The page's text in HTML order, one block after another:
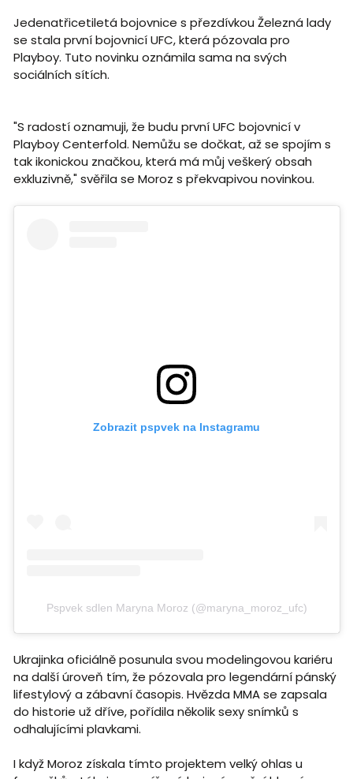
Jedenatřicetiletá bojovnice s přezdívkou Železná lady
se stala první bojovnicí UFC, která pózovala pro
Playboy. Tuto novinku oznámila sama na svých
sociálních sítích.
"S radostí oznamuji, že budu první UFC bojovnicí v
Playboy Centerfold. Nemůžu se dočkat, až se spojím s
tak ikonickou značkou, která má můj veškerý obsah
exkluzivně," svěřila se Moroz s překvapivou novinkou.
Zobrazit pspvek na Instagramu
Pspvek sdlen Maryna Moroz (@maryna_moroz_ufc)
Ukrajinka oficiálně posunula svou modelingovou kariéru
na další úroveň tím, že pózovala pro legendární pánský
lifestylový a zábavní časopis. Hvězda MMA se zapsala
do historie už dříve, pořídila několik sexy snímků s
odhalujícími plavkami.
I když Moroz získala tímto projektem velký ohlas u